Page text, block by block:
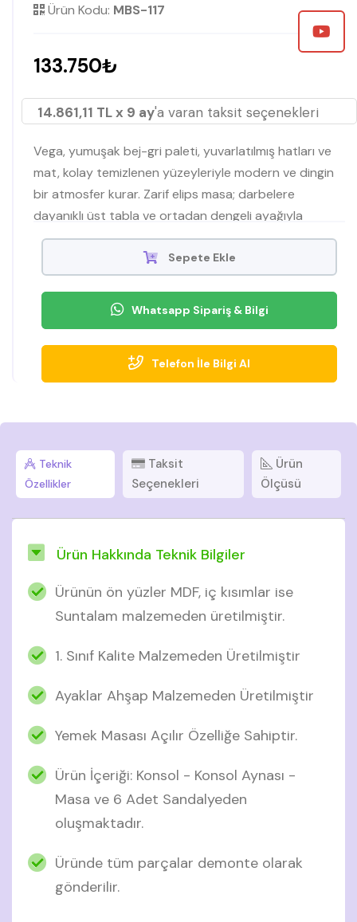
Ürün Kodu: MBS-117
133.750₺
14.861,11 TL x 9 ay'a varan taksit seçenekleri
Vega, yumuşak bej-gri paleti, yuvarlatılmış hatları ve
mat, kolay temizlenen yüzeyleriyle modern ve dingin
bir atmosfer kurar. Zarif elips masa; darbelere
dayanıklı üst tabla ve ortadan dengeli ayağıyla
stabilite sunar. Peluş dokulu, destekli oturuma sahip
sandalyeler uzun sofralarda konforu artırır. Konsol, üç
çekmeceli modül ve çift kapaklı geniş alanıyla düzeni
kolaylaştırırken gizli kulplar ve kavisli köşeler bütünü
tamamlar. Organik formlu ayna ile beraber Vega,
İnegöl işçiliğini estetik ve işlevle buluşturan uyumlu bir
Sepete Ekle
Whatsapp Sipariş & Bilgi
Telefon İle Bilgi Al
Teknik
Özellikler
Taksit
Seçenekleri
Ürün
Ölçüsü
Ürün Hakkında Teknik Bilgiler
Ürünün ön yüzler MDF, iç kısımlar ise
Suntalam malzemeden üretilmiştir.
1. Sınıf Kalite Malzemeden Üretilmiştir
Ayaklar Ahşap Malzemeden Üretilmiştir
Yemek Masası Açılır Özelliğe Sahiptir.
Ürün İçeriği: Konsol - Konsol Aynası -
Masa ve 6 Adet Sandalyeden
oluşmaktadır.
Üründe tüm parçalar demonte olarak
gönderilir.